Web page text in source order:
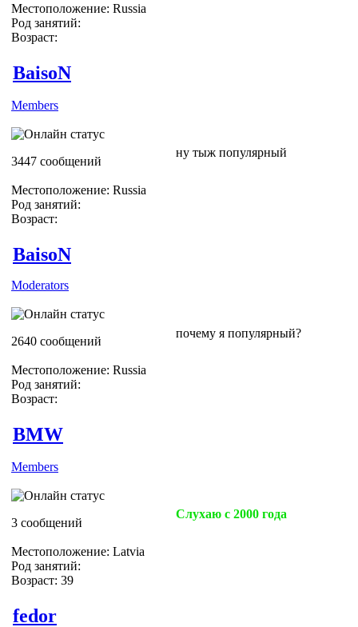
Местоположение: Russia
Род занятий:
Возраст:
BaisoN
Members
3447 сообщений
Местоположение: Russia
Род занятий:
Возраст:
ну тыж популярный
BaisoN
Moderators
2640 сообщений
Местоположение: Russia
Род занятий:
Возраст:
почему я популярный?
BMW
Members
3 сообщений
Местоположение: Latvia
Род занятий:
Возраст: 39
Слухаю с 2000 года
fedor